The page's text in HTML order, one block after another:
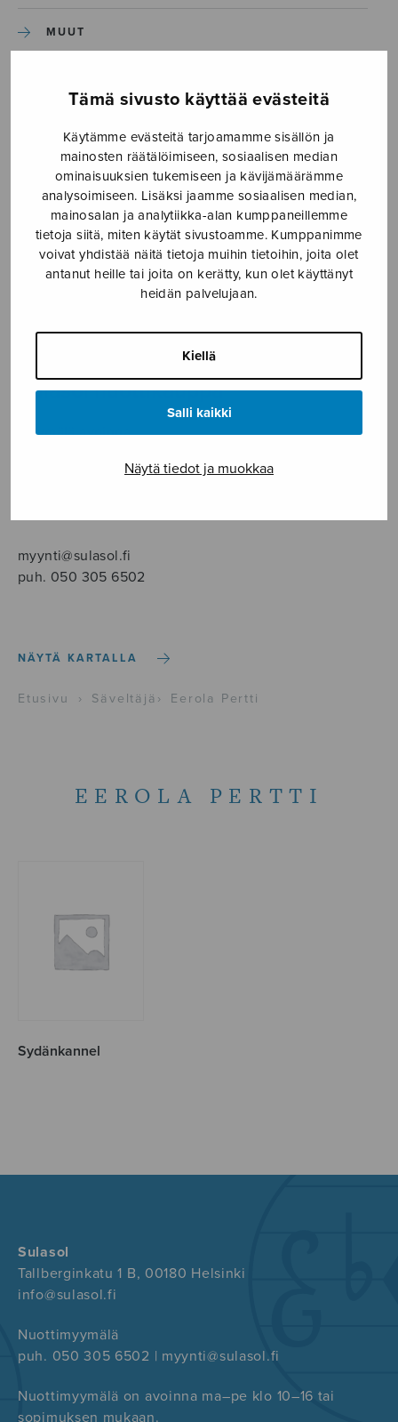
Tämä sivusto käyttää evästeitä
Käytämme evästeitä tarjoamamme sisällön ja
mainosten räätälöimiseen, sosiaalisen median
ominaisuuksien tukemiseen ja kävijämäärämme
analysoimiseen. Lisäksi jaamme sosiaalisen median,
mainosalan ja analytiikka-alan kumppaneillemme
tietoja siitä, miten käytät sivustoamme. Kumppanimme
voivat yhdistää näitä tietoja muihin tietoihin, joita olet
antanut heille tai joita on kerätty, kun olet käyttänyt
heidän palvelujaan.
Kiellä
Salli kaikki
Näytä tiedot ja muokkaa
MUUT
SEKAKUORO
SOITINKOULUT JA OPPAAT
SOITINMUSIIKKI
YKSINLAULU
YLEINEN
Sulasol nuottikauppa
Myymälä avoinna
myynti@sulasol.fi
puh. 050 305 6502
NÄYTÄ KARTALLA
Etusivu › Säveltäjä › Eerola Pertti
EEROLA PERTTI
Sydänkannel
Sulasol
Tallberginkatu 1 B, 00180 Helsinki
info@sulasol.fi
Nuottimyymälä
puh. 050 305 6502 | myynti@sulasol.fi
Nuottimyymälä on avoinna ma–pe klo 10–16 tai
sopimuksen mukaan.